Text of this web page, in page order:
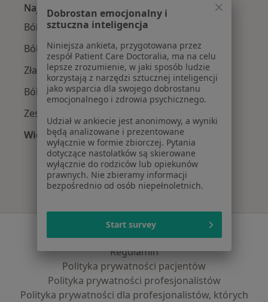
Najczęście leczone choroby
Ból kolana w Wrocławiu
Ból barku w Wrocławiu
Złamania w Wrocławiu
Ból biodra w Wrocławiu
Zespół cieśni nadgarstka w Wrocławiu
Więcej (15)
Więcej w kategorii: Najczęście leczone
Serwis
Regulamin
Polityka prywatności pacjentów
Polityka prywatności profesjonalistów
Polityka prywatności dla profesjonalistów, których
Dobrostan emocjonalny i
sztuczna inteligencja
Niniejsza ankieta, przygotowana przez
zespół Patient Care Doctoralia, ma na celu
lepsze zrozumienie, w jaki sposób ludzie
korzystają z narzędzi sztucznej inteligencji
jako wsparcia dla swojego dobrostanu
emocjonalnego i zdrowia psychicznego.
Udział w ankiecie jest anonimowy, a wyniki
będą analizowane i prezentowane
wyłącznie w formie zbiorczej. Pytania
dotyczące nastolatków są skierowane
wyłącznie do rodziców lub opiekunów
prawnych. Nie zbieramy informacji
bezpośrednio od osób niepełnoletnich.
Start survey